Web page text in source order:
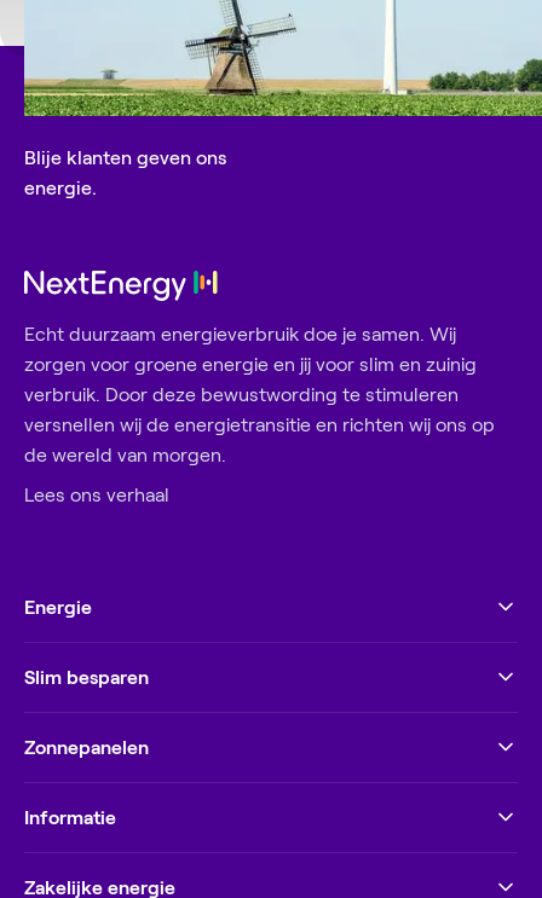
Blije klanten geven ons
energie.
Echt duurzaam energieverbruik doe je samen. Wij
zorgen voor groene energie en jij voor slim en zuinig
verbruik. Door deze bewustwording te stimuleren
versnellen wij de energietransitie en richten wij ons op
de wereld van morgen.
Lees ons verhaal
Energie
Slim besparen
Zonnepanelen
Informatie
Zakelijke energie